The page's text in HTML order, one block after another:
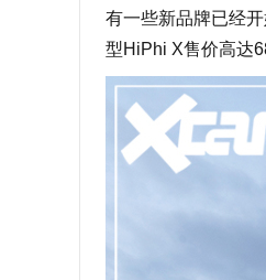
有一些新品牌已经
型HiPhi X售价高达